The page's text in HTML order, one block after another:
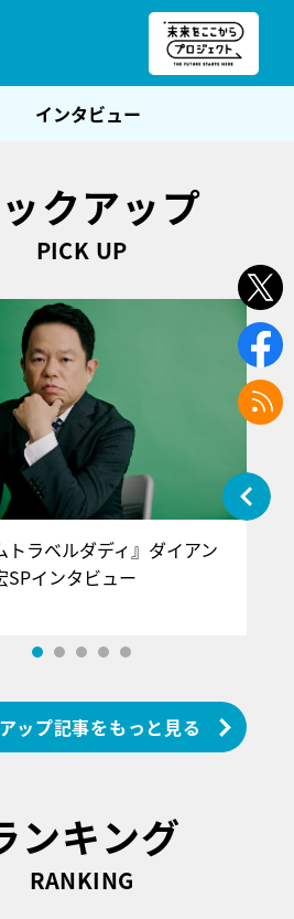
インタビュー
クアップ
PICK UP
トラベルダディ』ダイアン
宏SPインタビュー
ップ記事をもっと見る
ンキング
RANKING